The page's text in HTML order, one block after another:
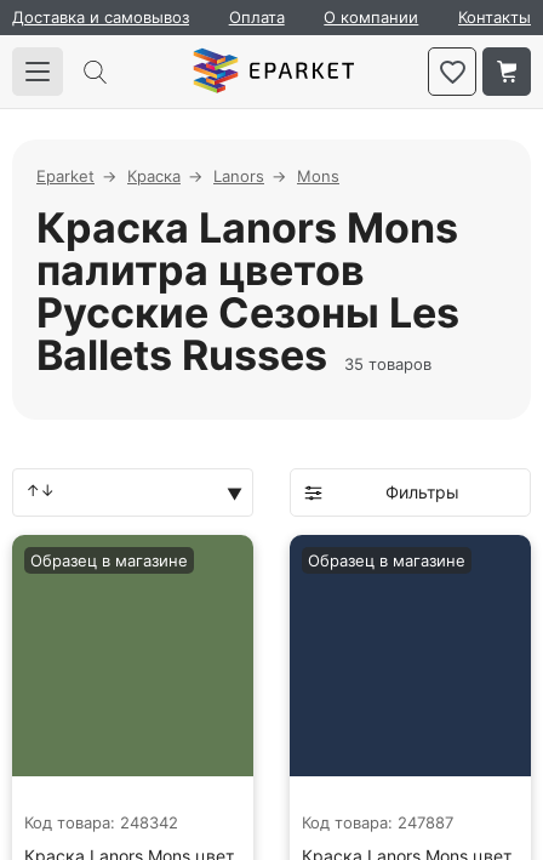
Доставка и самовывоз Оплата О компании Контакты
Eparket Краска Lanors Mons
Краска Lanors Mons
палитра цветов
Русские Сезоны Les
Ballets Russes
35 товаров
Фильтры
Код товара: 248342
Краска Lanors Mons цвет
Образец в магазине
Код товара: 247887
Краска Lanors Mons цвет
Образец в магазине